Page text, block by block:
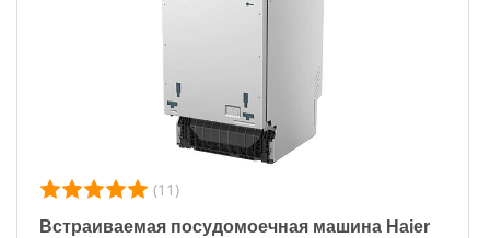
(11)
Встраиваемая посудомоечная машина Haier